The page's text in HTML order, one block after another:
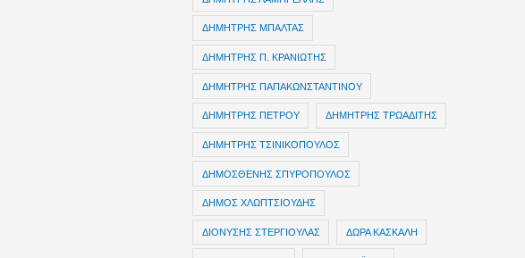
ΔΗΜΗΤΡΗΣ ΜΠΑΛΤΑΣ
ΔΗΜΗΤΡΗΣ Π. ΚΡΑΝΙΩΤΗΣ
ΔΗΜΗΤΡΗΣ ΠΑΠΑΚΩΝΣΤΑΝΤΙΝΟΥ
ΔΗΜΗΤΡΗΣ ΠΕΤΡΟΥ ΔΗΜΗΤΡΗΣ ΤΡΩΑΔΙΤΗΣ
ΔΗΜΗΤΡΗΣ ΤΣΙΝΙΚΟΠΟΥΛΟΣ
ΔΗΜΟΣΘΕΝΗΣ ΣΠΥΡΟΠΟΥΛΟΣ
ΔΗΜΟΣ ΧΛΩΠΤΣΙΟΥΔΗΣ
ΔΙΟΝΥΣΗΣ ΣΤΕΡΓΙΟΥΛΑΣ ΔΩΡΑ ΚΑΣΚΑΛΗ